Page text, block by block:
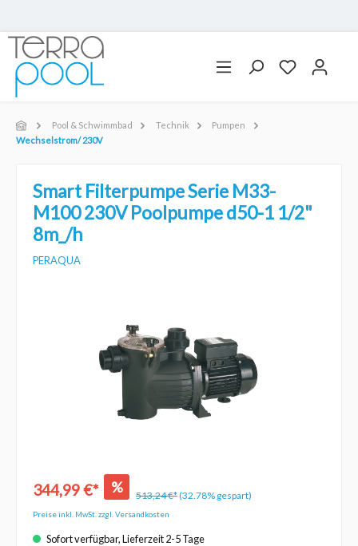
Pool & Schwimmbad Technik
Pumpen
Wechselstrom/ 230V
Smart Filterpumpe Serie M33-
M100 230V Poolpumpe d50-1 1/2"
8m_/h
PERAQUA
344,99 €* % 513,24 €*(32.78% gespart)
Preise inkl. MwSt. zzgl. Versandkosten
Sofort verfügbar, Lieferzeit 2-5 Tage